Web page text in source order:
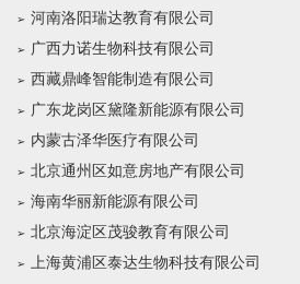
河南洛阳瑞达教育有限公司
广西力诺生物科技有限公司
西藏鼎峰智能制造有限公司
广东龙岗区黛隆新能源有限公司
内蒙古泽华医疗有限公司
北京通州区如意房地产有限公司
海南华丽新能源有限公司
北京海淀区茂骏教育有限公司
上海黄浦区泰达生物科技有限公司